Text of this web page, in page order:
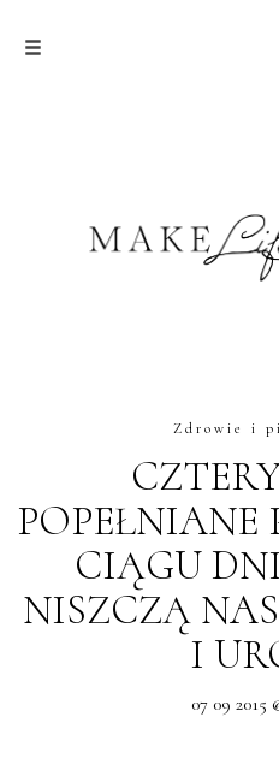
Zdrowie i
POPEŁNIANE
CIĄGU
NISZCZĄ
I
07 09 2015